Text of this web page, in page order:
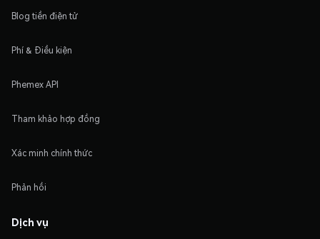
Blog tiền điện tử
Phí & Điều kiện
Phemex API
Tham khảo hợp đồng
Xác minh chính thức
Phản hồi
Dịch vụ